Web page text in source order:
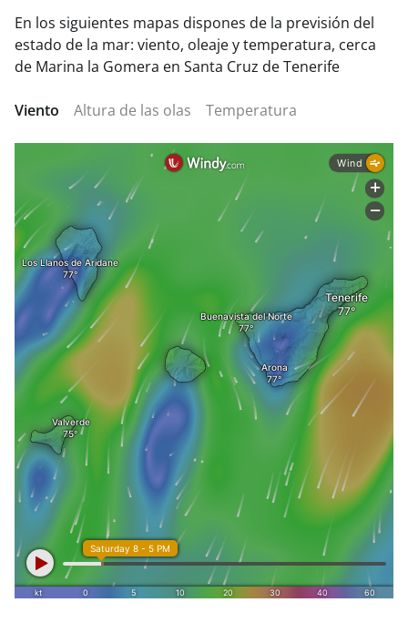
En los siguientes mapas dispones de la previsión del
estado de la mar: viento, oleaje y temperatura, cerca
de Marina la Gomera en Santa Cruz de Tenerife
Viento Altura de las olas Temperatura